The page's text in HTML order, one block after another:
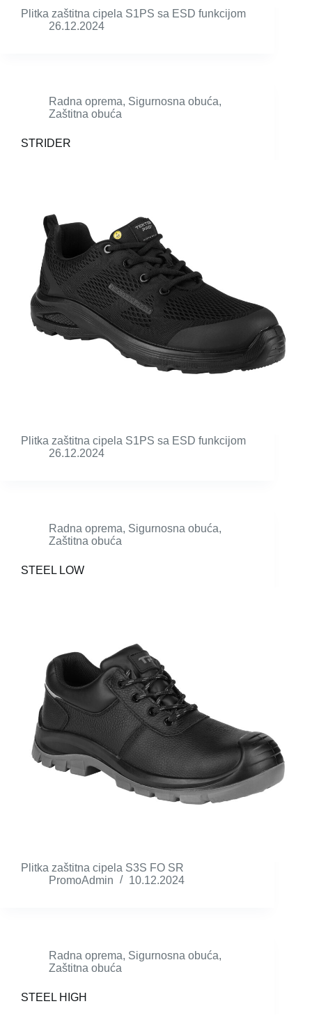
Plitka zaštitna cipela S1PS sa ESD funkcijom
26.12.2024
Radna oprema, Sigurnosna obuća,
Zaštitna obuća
STRIDER
Plitka zaštitna cipela S1PS sa ESD funkcijom
26.12.2024
Radna oprema, Sigurnosna obuća,
Zaštitna obuća
STEEL LOW
Plitka zaštitna cipela S3S FO SR
PromoAdmin
10.12.2024
Radna oprema, Sigurnosna obuća,
Zaštitna obuća
STEEL HIGH